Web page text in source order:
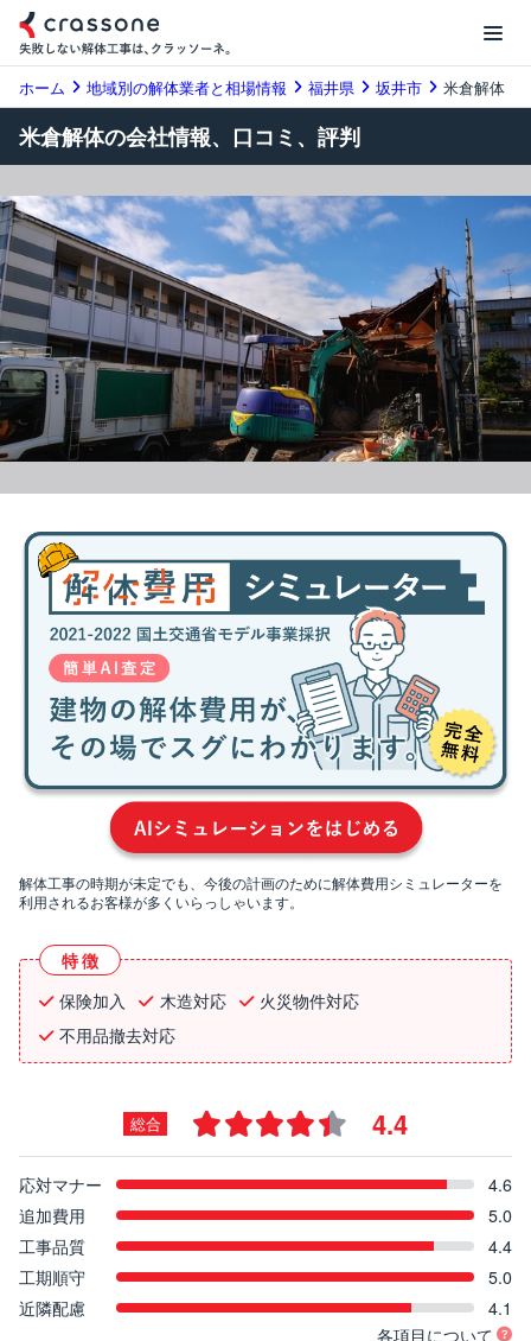
ホーム 地域別の解体業者と相場情報 福井県 坂井市 米倉解体
米倉解体の会社情報、口コミ、評判
解体工事の時期が未定でも、今後の計画のために解体費用シミュレーターを
利用されるお客様が多くいらっしゃいます。
特徴
保険加入
木造対応
火災物件対応
不用品撤去対応
総合 4.4
応対マナー
4.6
追加費用
5.0
工事品質
4.4
工期順守
5.0
近隣配慮
4.1
各項目について